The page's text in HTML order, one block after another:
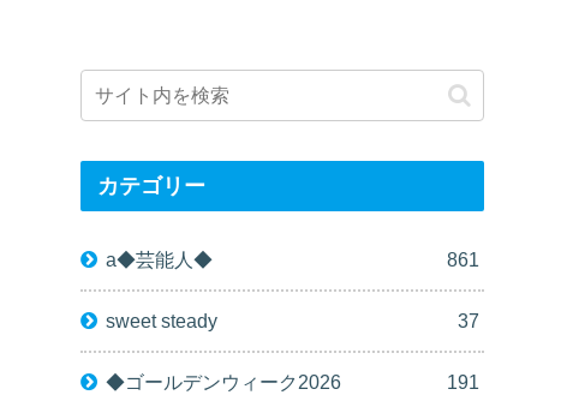
カテゴリー
a◆芸能人◆ 861
sweet steady 37
◆ゴールデンウィーク2026 191